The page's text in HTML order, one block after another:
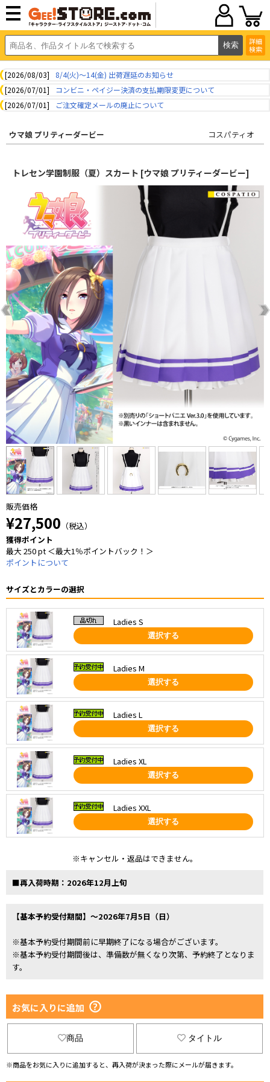
詳細
検索
[2026/08/03]
8/4(火)～14(金) 出荷遅延のお知らせ
[2026/07/01]
コンビニ・ペイジー決済の支払期限変更について
[2026/07/01]
ご注文確定メールの廃止について
ウマ娘 プリティーダービー コスパティオ
トレセン学園制服（夏）スカート [ウマ娘 プリティーダービー]
販売価格
¥27,500 （税込）
獲得ポイント
最大 250 pt ＜最大1％ポイントバック！＞
ポイントについて
サイズとカラーの選択
Ladies S
選択する
Ladies M
選択する
Ladies L
選択する
Ladies XL
選択する
Ladies XXL
選択する
※キャンセル・返品はできません。
■再入荷時期：2026年12月上旬
【基本予約受付期間】～2026年7月5日（日）
※基本予約受付期間前に早期終了になる場合がございます。
※基本予約受付期間後は、準備数が無くなり次第、予約終了となりま
す。
お気に入りに追加
商品 タイトル
※商品をお気に入りに追加すると、再入荷が決まった際にメールが届きます。